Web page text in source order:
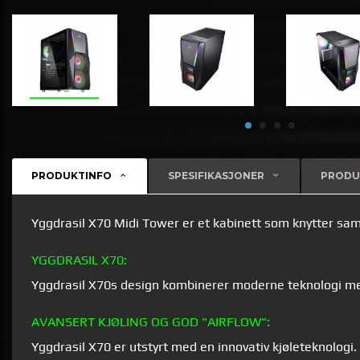
PRODUKTINFO SPESIFIKASJONER
Yggdrasil X70 Midi Tower er et kabinett som knytter
YGGDRASIL X70:
Yggdrasil X70s design kombinerer moderne teknologi
AVANSERT KJØLING OG GOD "AIRFLOW":
Yggdrasil X70 er utstyrt med en innovativ